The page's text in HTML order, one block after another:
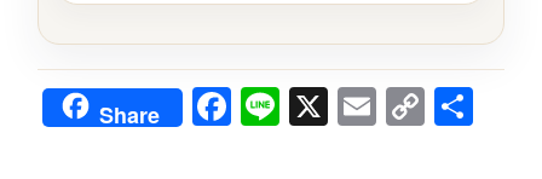
Share F Li X E C